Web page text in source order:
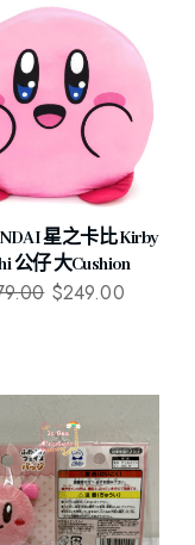
星之卡比 Kirby
公仔 大cushion
$249.00